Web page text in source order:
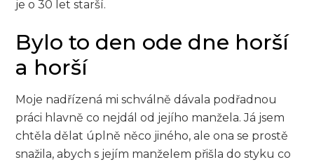
je o 30 let starší.
Bylo to den ode dne horší
a horší
Moje nadřízená mi schválně dávala podřadnou
práci hlavně co nejdál od jejího manžela. Já jsem
chtěla dělat úplně něco jiného, ale ona se prostě
snažila, abych s jejím manželem přišla do styku co